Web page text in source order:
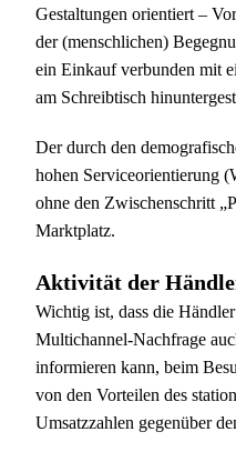
Gestaltungen orientiert –
der (menschlichen)
ein Einkauf verbunden mit
am Schreibtisch
Der durch den
hohen Serviceorientierung
ohne den Zwischenschritt
Marktplatz.
Aktivität der
Wichtig ist, dass die
Multichannel-Nachfrage
informieren kann, beim
von den Vorteilen des
Umsatzzahlen gegenüber